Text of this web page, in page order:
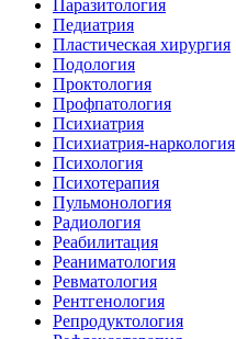
Паразитология
Педиатрия
Пластическая хирургия
Подология
Проктология
Профпатология
Психиатрия
Психиатрия-наркология
Психология
Психотерапия
Пульмонология
Радиология
Реабилитация
Реаниматология
Ревматология
Рентгенология
Репродуктология